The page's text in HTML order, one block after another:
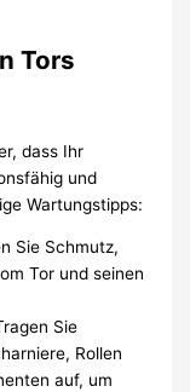
Tors
dass Ihr
und
Wartungstipps:
Sie Schmutz,
Tor und seinen
Sie
Rollen
auf, um